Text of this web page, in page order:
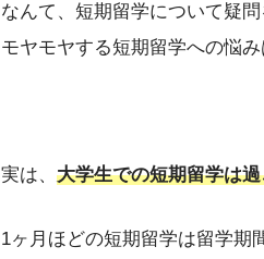
なんて、短期留学について疑
モヤモヤする短期留学への悩
実は、 大学生での短期留学は
1ヶ月ほどの短期留学は留学期